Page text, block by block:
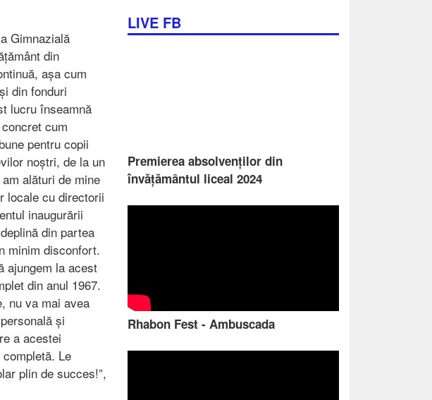
LIVE FB
Premierea absolvenților din
învățământul liceal 2024
Rhabon Fest - Ambuscada
Gimnazială
din
așa cum
din fonduri
lucru înseamnă
cum
pentru copii
noștri, de la un
alături de mine
locale cu directorii
inaugurării
din partea
minim disconfort.
ajungem la acest
din anul 1967.
nu va mai avea
și
a acestei
Le
plin de succes!”,